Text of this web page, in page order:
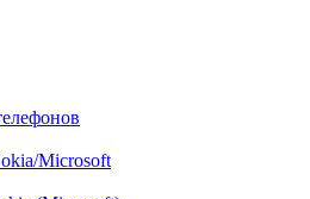
Microsoft
(Microsoft)
E66/E75/5730/5330